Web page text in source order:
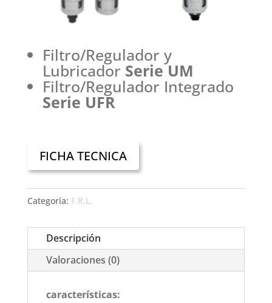
Filtro/Regulador y
Lubricador Serie UM
Filtro/Regulador Integrado
Serie UFR
FICHA TECNICA
Categoría: F.R.L.
Descripción
Valoraciones (0)
características: